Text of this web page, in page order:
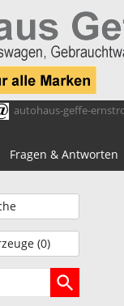
autohaus-geffe-
Fragen & Antworten
(0)